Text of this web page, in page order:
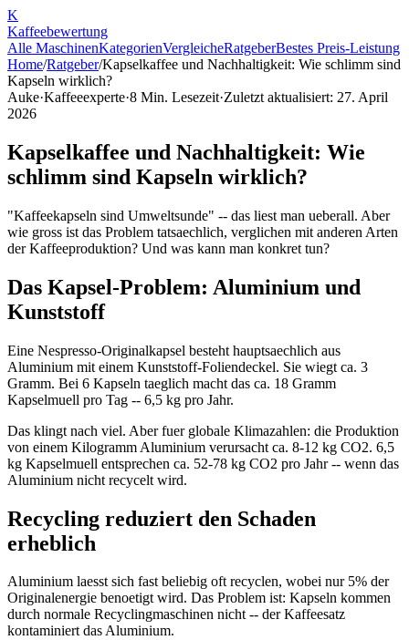
K
Kaffeebewertung
Alle MaschinenKategorienVergleicheRatgeberBestes Preis-Leistung
Home/Ratgeber/Kapselkaffee und Nachhaltigkeit: Wie schlimm sind
Kapseln wirklich?
Auke·Kaffeeexperte·8 Min. Lesezeit·Zuletzt aktualisiert: 27. April
2026
Kapselkaffee und Nachhaltigkeit: Wie
schlimm sind Kapseln wirklich?
"Kaffeekapseln sind Umweltsunde" -- das liest man ueberall. Aber
wie gross ist das Problem tatsaechlich, verglichen mit anderen Arten
der Kaffeeproduktion? Und was kann man konkret tun?
Das Kapsel-Problem: Aluminium und
Kunststoff
Eine Nespresso-Originalkapsel besteht hauptsaechlich aus
Aluminium mit einem Kunststoff-Foliendeckel. Sie wiegt ca. 3
Gramm. Bei 6 Kapseln taeglich macht das ca. 18 Gramm
Kapselmuell pro Tag -- 6,5 kg pro Jahr.
Das klingt nach viel. Aber fuer globale Klimazahlen: die Produktion
von einem Kilogramm Aluminium verursacht ca. 8-12 kg CO2. 6,5
kg Kapselmuell entsprechen ca. 52-78 kg CO2 pro Jahr -- wenn das
Aluminium nicht recycelt wird.
Recycling reduziert den Schaden
erheblich
Aluminium laesst sich fast beliebig oft recyclen, wobei nur 5% der
Originalenergie benoetigt wird. Das Problem ist: Kapseln kommen
durch normale Recyclingmaschinen nicht -- der Kaffeesatz
kontaminiert das Aluminium.